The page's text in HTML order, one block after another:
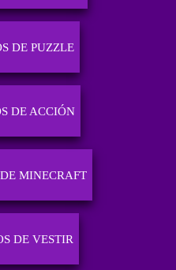
DE PUZZLE
DE ACCIÓN
MINECRAFT
DE VESTIR